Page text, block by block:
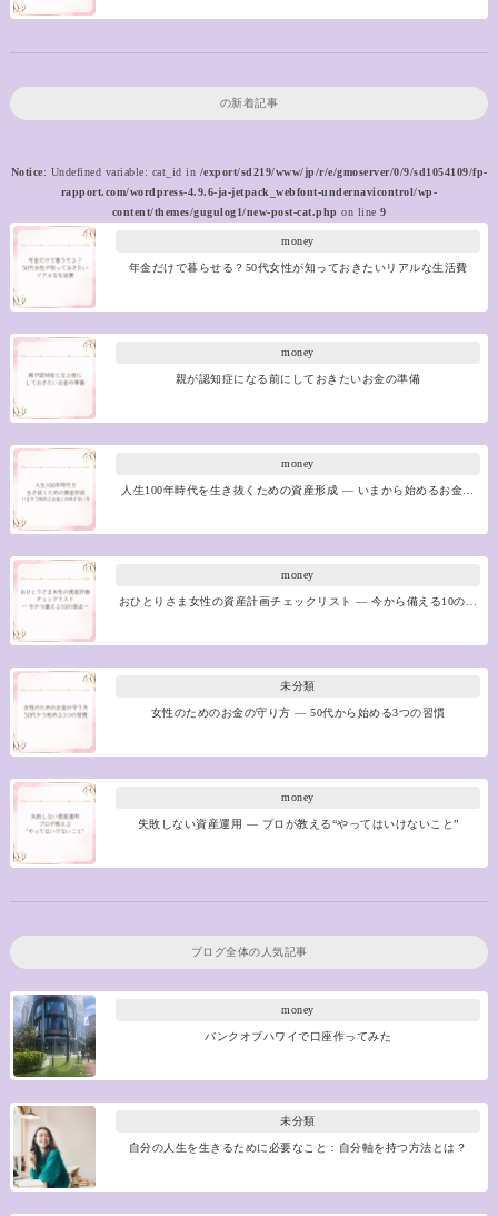
の新着記事
Notice: Undefined variable: cat_id in /export/sd219/www/jp/r/e/gmoserver/0/9/sd1054109/fp-
rapport.com/wordpress-4.9.6-ja-jetpack_webfont-undernavicontrol/wp-
content/themes/gugulog1/new-post-cat.php on line 9
money
年金だけで暮らせる？50代女性が知っておきたいリアルな生活費
money
親が認知症になる前にしておきたいお金の準備
money
人生100年時代を生き抜くための資産形成 ― いまから始めるお金…
money
おひとりさま女性の資産計画チェックリスト ― 今から備える10の…
未分類
女性のためのお金の守り方 ― 50代から始める3つの習慣
money
失敗しない資産運用 ― プロが教える“やってはいけないこと”
ブログ全体の人気記事
money
バンクオブハワイで口座作ってみた
未分類
自分の人生を生きるために必要なこと：自分軸を持つ方法とは？